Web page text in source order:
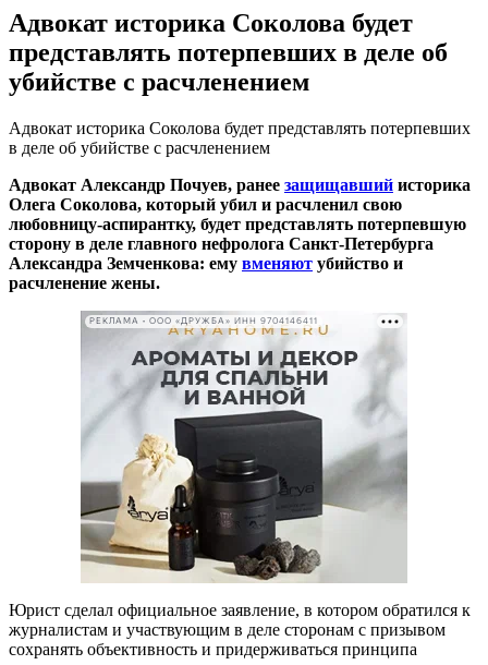
Адвокат историка Соколова будет
представлять потерпевших в деле об
убийстве с расчленением
Адвокат историка Соколова будет представлять потерпевших
в деле об убийстве с расчленением
Адвокат Александр Почуев, ранее защищавший историка
Олега Соколова, который убил и расчленил свою
любовницу-аспирантку, будет представлять потерпевшую
сторону в деле главного нефролога Санкт-Петербурга
Александра Земченкова: ему вменяют убийство и
расчленение жены.
РЕКЛАМА • ООО «ДРУЖБА» ИНН 9704146411
Юрист сделал официальное заявление, в котором обратился к
журналистам и участвующим в деле сторонам с призывом
сохранять объективность и придерживаться принципа